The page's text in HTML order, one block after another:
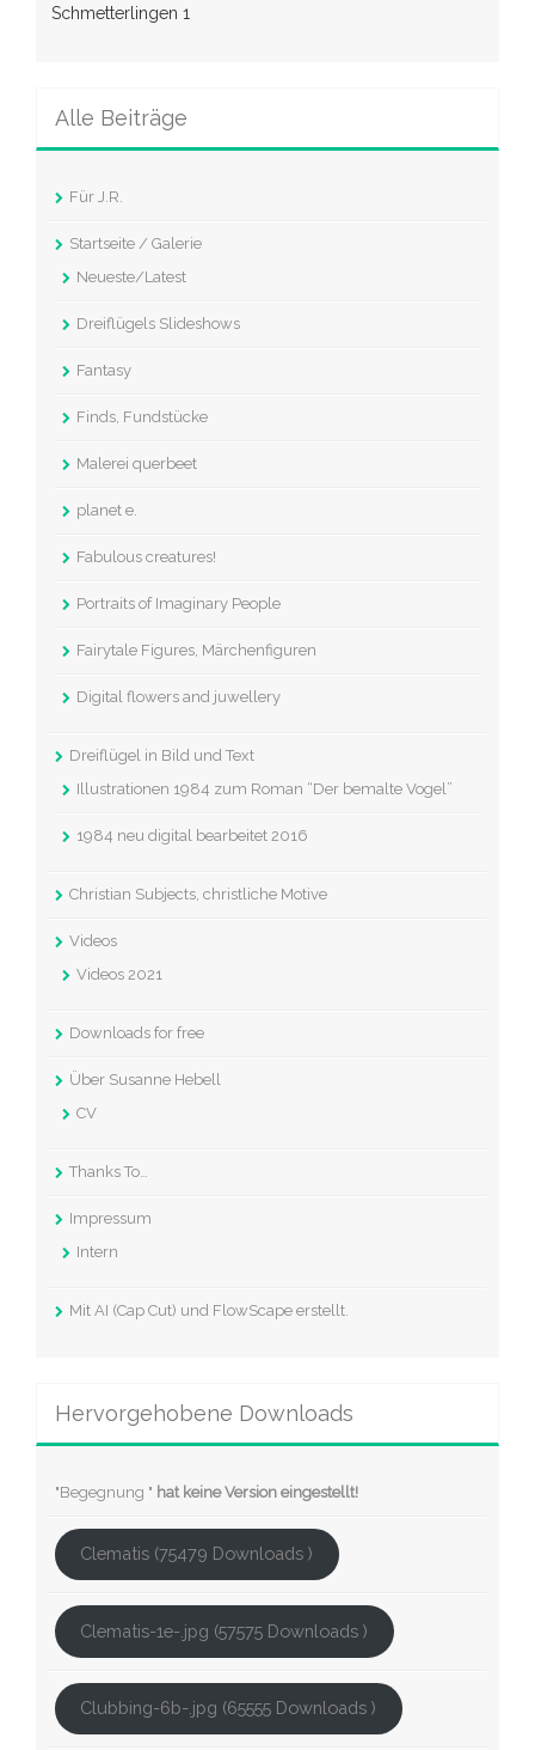
Schmetterlingen 1
Alle Beiträge
Für J.R.
Startseite / Galerie
Neueste/Latest
Dreiflügels Slideshows
Fantasy
Finds, Fundstücke
Malerei querbeet
planet e.
Fabulous creatures!
Portraits of Imaginary People
Fairytale Figures, Märchenfiguren
Digital flowers and juwellery
Dreiflügel in Bild und Text
Illustrationen 1984 zum Roman “Der bemalte Vogel”
1984 neu digital bearbeitet 2016
Christian Subjects, christliche Motive
Videos
Videos 2021
Downloads for free
Über Susanne Hebell
CV
Thanks To…
Impressum
Intern
Mit AI (Cap Cut) und FlowScape erstellt.
Hervorgehobene Downloads
"Begegnung " hat keine Version eingestellt!
Clematis (75479 Downloads )
Clematis-1e-.jpg (57575 Downloads )
Clubbing-6b-.jpg (65555 Downloads )